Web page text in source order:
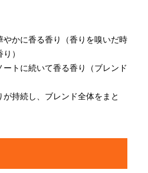
やかに香る香り（香りを嗅いだ時
）
ートに続いて香る香り（ブレンド
が持続し、ブレンド全体をまと